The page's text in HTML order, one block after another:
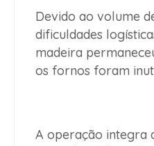
Devido ao volume
dificuldades
madeira
os fornos foram
A operação integra